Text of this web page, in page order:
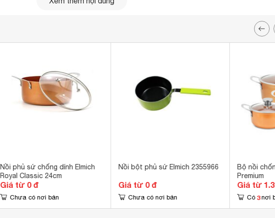
Nồi phủ sứ chống dính Elmich
Royal Classic 24cm
Giá từ 0 đ
Chưa có nơi bán
Nồi bột phủ sứ Elmich 2355966
Giá từ 0 đ
Chưa có nơi bán
Bộ nồi
Premium
Giá từ
Có 3 nơi